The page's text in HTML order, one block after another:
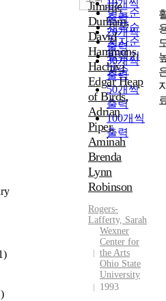
연도순
제목순
저자순
발행기
관순
10개씩
출력
20개씩
출력
30개씩
출력
50개씩
출력
100개씩
출력
Jimmie
Durham,
David
Hammons,
Hachivi
Edgar Heap
of Birds,
Adrian
Piper,
Aminah
Brenda
Lynn
Robinson
Rogers-
Lafferty, Sarah
Wexner
Center for
the Arts
Ohio State
University
1993